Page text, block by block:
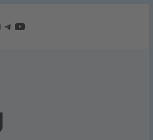
Telegram
LeinemaschBleibt Youtube Account